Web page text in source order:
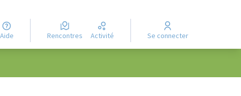
Aide Rencontres Activité Se connecter